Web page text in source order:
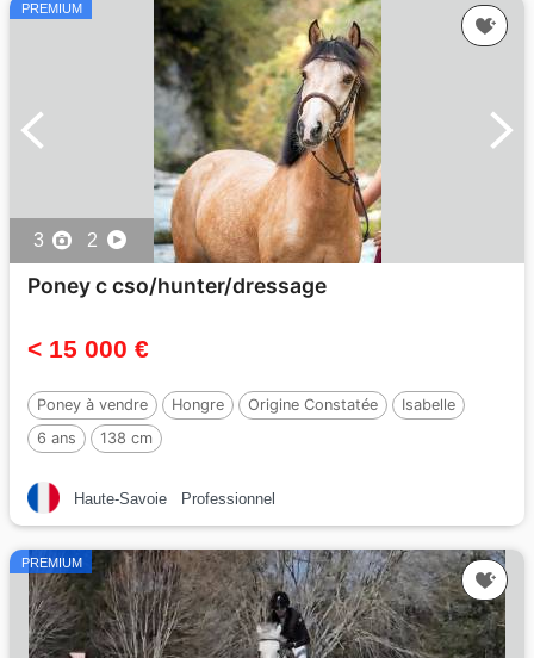
PREMIUM
3 2
Poney c cso/hunter/dressage
< 15 000 €
Poney à vendre Hongre Origine Constatée
Isabelle
6 ans
138 cm
Haute-Savoie Professionnel
PREMIUM